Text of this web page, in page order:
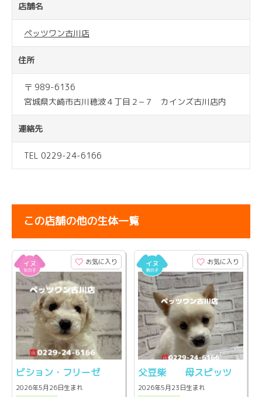
店舗名
ペッツワン古川店
住所
〒 989-6136
宮城県大崎市古川穂波４丁目２−７ カインズ古川店内
連絡先
TEL 0229-24-6166
この店舗の他の生体一覧
お気に入り
ビション・フリーゼ
2026年5月26日生まれ
お気に入り
父豆柴 母スピッツ
2026年5月23日生まれ